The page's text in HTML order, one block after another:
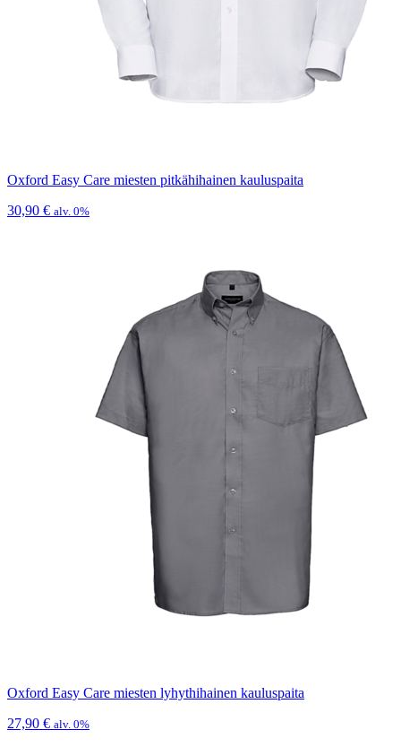
Oxford Easy Care miesten pitkähihainen kauluspaita
30,90 € alv. 0%
Oxford Easy Care miesten lyhythihainen kauluspaita
27,90 € alv. 0%